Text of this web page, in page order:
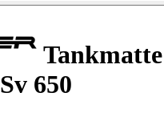
Tankmatte
650